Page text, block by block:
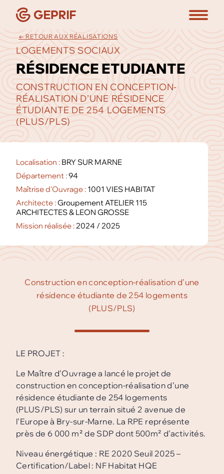
← RETOUR AUX RÉALISATIONS
LOGEMENTS SOCIAUX
RÉSIDENCE ETUDIANTE
CONSTRUCTION EN CONCEPTION-
RÉALISATION D’UNE RÉSIDENCE
ÉTUDIANTE DE 254 LOGEMENTS
(PLUS/PLS)
Localisation : BRY SUR MARNE
Département :94
Maîtrise d'Ouvrage : 1001 VIES HABITAT
Architecte :Groupement ATELIER 115
ARCHITECTES & LEON GROSSE
Mission réalisée :2024 / 2025
Construction en conception-réalisation d’une
résidence étudiante de 254 logements
(PLUS/PLS)
LE PROJET :
Le Maître d’Ouvrage a lancé le projet de
construction en conception-réalisation d’une
résidence étudiante de 254 logements
(PLUS/PLS) sur un terrain situé 2 avenue de
l’Europe à Bry-sur-Marne. La RPE représente
près de 6 000 m² de SDP dont 500m² d’activités.
Niveau énergétique : RE 2020 Seuil 2025 –
Certification/Label : NF Habitat HQE